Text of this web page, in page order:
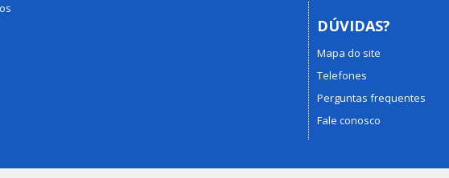
DÚVIDAS?
Mapa do site
Telefones
Perguntas frequentes
Fale conosco